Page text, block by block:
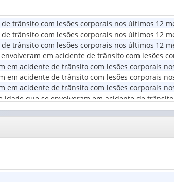
de
rendimento
mensal
domicilia...
(1)
trânsito com lesões corporais nos últimos
trânsito com lesões corporais nos últimos
trânsito com lesões corporais nos últimos
em acidente de trânsito com
em acidente de trânsito com lesões
em acidente de trânsito com lesões
em acidente de trânsito com lesões
idade que se envolveram em acidente de